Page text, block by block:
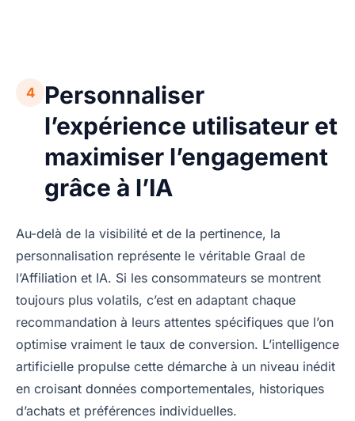
4
Personnaliser
l’expérience utilisateur et
maximiser l’engagement
grâce à l’IA
Au-delà de la visibilité et de la pertinence, la
personnalisation représente le véritable Graal de
l’Affiliation et IA. Si les consommateurs se montrent
toujours plus volatils, c’est en adaptant chaque
recommandation à leurs attentes spécifiques que l’on
optimise vraiment le taux de conversion. L’intelligence
artificielle propulse cette démarche à un niveau inédit
en croisant données comportementales, historiques
d’achats et préférences individuelles.